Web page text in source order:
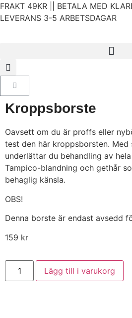
FRAKT 49KR || BETALA MED
LEVERANS 3-5 ARBETSDAGAR
Kroppsborste
Oavsett om du är proffs eller
test den här kroppsborsten. Med
underlättar du behandling av
Tampico-blandning och gethår
behaglig känsla.
OBS!
Denna borste är endast avsedd
159 kr
Lägg till i varukorg